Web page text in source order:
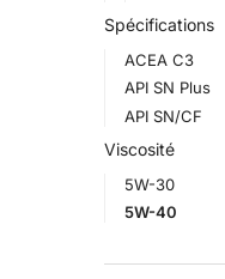
Spécifications
ACEA C3
API SN Plus
API SN/CF
Viscosité
5W-30
5W-40